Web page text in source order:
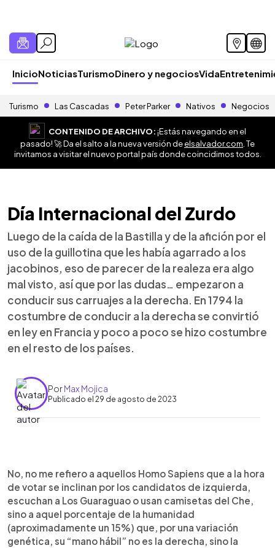
InicioNoticiasTurismoDinero y negociosVida
Turismo Las Cascadas Peter Parker Nativos Negocios
CONTENIDO DE ARCHIVO:¡Estás navegando en el
pasado! 🚀 Da el salto a la nueva versión deelsalvador.com . Te
invitamos a visitar el nuevo portal país donde coincidimos todos.
Día Internacional del Zurdo
Luego de la caída de la Bastilla y de la afición por el
uso de la guillotina que les había agarrado a los
jacobinos, eso de parecer de la realeza era algo
mal visto, así que por las dudas… empezaron a
conducir sus carruajes a la derecha. En 1794 la
costumbre de conducir a la derecha se convirtió
en ley en Francia y poco a poco se hizo costumbre
en el resto de los países.
PorMax Mojica
Publicado el 29 de agosto de 2023
Escuchar artículo
No, no me refiero a aquellos Homo Sapiens que a la hora
de votar se inclinan por los candidatos de izquierda,
escuchan a Los Guaraguao o usan camisetas del Che,
sino a aquel porcentaje de la humanidad
(aproximadamente un 15%) que, por una variación
genética, su “mano hábil” no es la derecha, sino la